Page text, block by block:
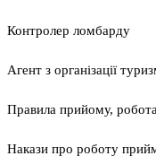
Контролер ломбарду
Агент з організації
Правила прийому, робота
Накази про роботу